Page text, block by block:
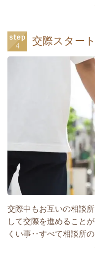
交際スター
交際中もお互いの相談
して交際を進めること
くい事‥すべて相談所